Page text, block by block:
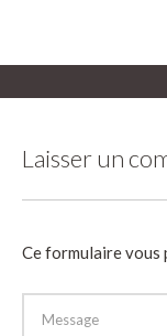
Laisser un
Ce formulaire vous